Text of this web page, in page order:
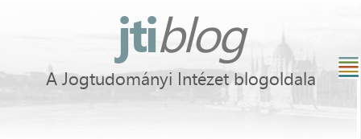
jtiblog
A Jogtudományi Intézet blogoldala